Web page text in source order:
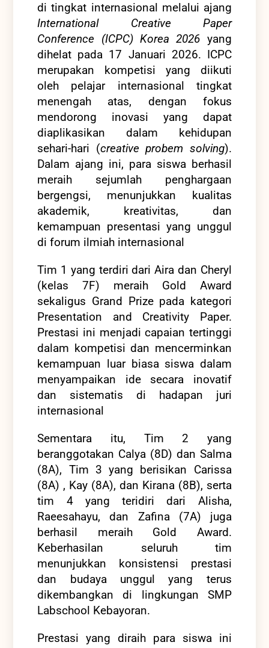
di tingkat internasional melalui ajang
International Creative Paper
Conference (ICPC) Korea 2026 yang
dihelat pada 17 Januari 2026. ICPC
merupakan kompetisi yang diikuti
oleh pelajar internasional tingkat
menengah atas, dengan fokus
mendorong inovasi yang dapat
diaplikasikan dalam kehidupan
sehari-hari (creative probem solving).
Dalam ajang ini, para siswa berhasil
meraih sejumlah penghargaan
bergengsi, menunjukkan kualitas
akademik, kreativitas, dan
kemampuan presentasi yang unggul
di forum ilmiah internasional
Tim 1 yang terdiri dari Aira dan Cheryl
(kelas 7F) meraih Gold Award
sekaligus Grand Prize pada kategori
Presentation and Creativity Paper.
Prestasi ini menjadi capaian tertinggi
dalam kompetisi dan mencerminkan
kemampuan luar biasa siswa dalam
menyampaikan ide secara inovatif
dan sistematis di hadapan juri
internasional
Sementara itu, Tim 2 yang
beranggotakan Calya (8D) dan Salma
(8A), Tim 3 yang berisikan Carissa
(8A) , Kay (8A), dan Kirana (8B), serta
tim 4 yang teridiri dari Alisha,
Raeesahayu, dan Zafina (7A) juga
berhasil meraih Gold Award.
Keberhasilan seluruh tim
menunjukkan konsistensi prestasi
dan budaya unggul yang terus
dikembangkan di lingkungan SMP
Labschool Kebayoran.
Prestasi yang diraih para siswa ini